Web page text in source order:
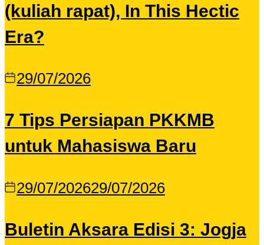
(kuliah rapat), In This Hectic
Era?
29/07/2026
7 Tips Persiapan PKKMB
untuk Mahasiswa Baru
29/07/202629/07/2026
Buletin Aksara Edisi 3: Jogja